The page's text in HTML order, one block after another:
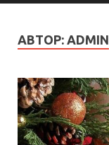
АВТОР: ADMIN